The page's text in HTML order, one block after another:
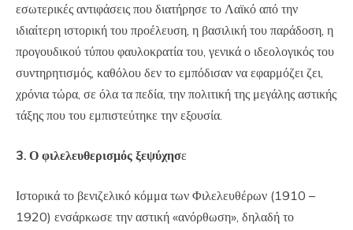
εσωτερικές αντιφάσεις που διατήρησε το Λαϊκό από την
ιδιαίτερη ιστορική του προέλευση, η βασιλική του παράδοση, η
προγουδικού τύπου φαυλοκρατία του, γενικά ο ιδεολογικός του
συντηρητισμός, καθόλου δεν το εμπόδισαν να εφαρμόζει ζει,
χρόνια τώρα, σε όλα τα πεδία, την πολιτική της μεγάλης αστικής
τάξης που του εμπιστεύτηκε την εξουσία.
3. Ο φιλελευθερισμός ξεψύχησε
Ιστορικά το βενιζελικό κόμμα των Φιλελευθέρων (1910 –
1920) ενσάρκωσε την αστική «ανόρθωση», δηλαδή το